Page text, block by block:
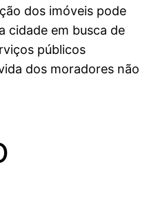
dos imóveis pode
cidade em busca de
públicos
dos moradores não